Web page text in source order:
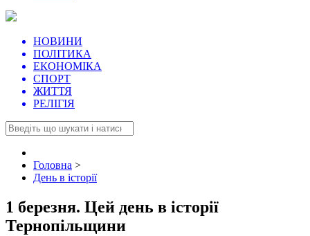
НОВИНИ
ПОЛІТИКА
ЕКОНОМІКА
СПОРТ
ЖИТТЯ
РЕЛІГІЯ
Головна >
День в історії
1 березня. Цей день в історії
Тернопільщини